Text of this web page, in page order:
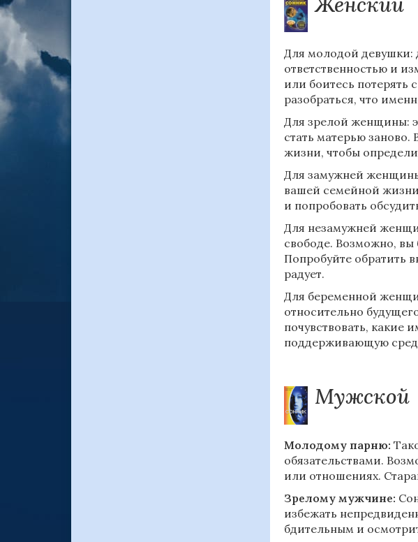
Для молодой девушки:
ответственностью и
или боитесь потерять
разобраться, что
Для зрелой женщины:
стать матерью
жизни, чтобы
Для замужней
вашей семейной
и попробовать
Для незамужней
свободе. Возможно, вы
Попробуйте обратить
радует.
Для беременной
относительно
почувствовать, какие
поддерживающую
Мужской
Молодому парню:
обязательствами.
или отношениях.
Зрелому мужчине:
избежать
бдительным и